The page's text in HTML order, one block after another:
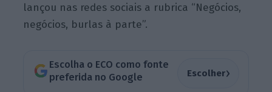
lançou nas redes sociais a rubrica “Negócios,
negócios, burlas à parte”.
Escolha o ECO como fonte
preferida no Google
Escolher›